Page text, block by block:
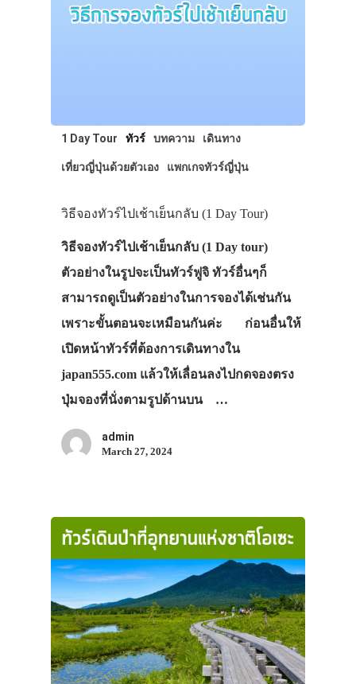
1 Day Tour ทัวร์ บทความ เดินทาง
เที่ยวญี่ปุ่นด้วยตัวเอง แพกเกจทัวร์ญี่ปุ่น
วิธีจองทัวร์ไปเช้าเย็นกลับ (1 Day Tour)
วิธีจองทัวร์ไปเช้าเย็นกลับ (1 Day tour)
ตัวอย่างในรูปจะเป็นทัวร์ฟูจิ ทัวร์อื่นๆก็
สามารถดูเป็นตัวอย่างในการจองได้เช่นกัน
เพราะขั้นตอนจะเหมือนกันค่ะ ก่อนอื่นให้
เปิดหน้าทัวร์ที่ต้องการเดินทางใน
japan555.com แล้วให้เลื่อนลงไปกดจองตรง
ปุ่มจองที่นั่งตามรูปด้านบน …
admin
March 27, 2024